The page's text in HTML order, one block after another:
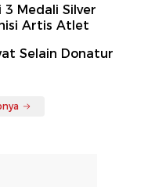
3 Medali Silver
Artis Atlet
Selain Donatur